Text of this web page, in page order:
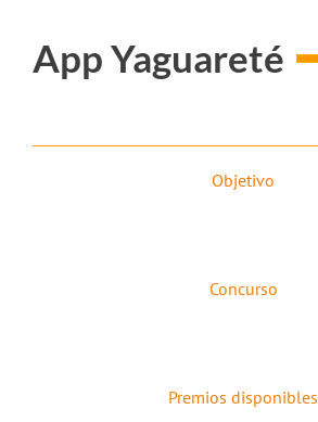
App Yaguareté
Objetivo
Concurso
Premios disponibles